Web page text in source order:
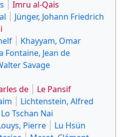
Imru al-Qais
Jünger, Johann Friedrich
Khayyam, Omar
Fontaine, Jean de
Savage
de
Le Pansif
Lichtenstein, Alfred
Lo Tschan Nai
Pierre
Lu Hsün